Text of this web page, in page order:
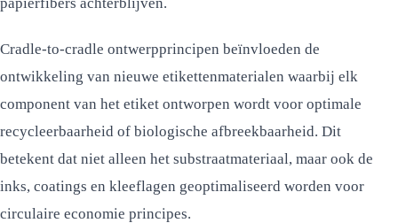
papierfibers achterblijven.
Cradle-to-cradle ontwerpprincipen beïnvloeden de
ontwikkeling van nieuwe etikettenmaterialen waarbij elk
component van het etiket ontworpen wordt voor optimale
recycleerbaarheid of biologische afbreekbaarheid. Dit
betekent dat niet alleen het substraatmateriaal, maar ook de
inks, coatings en kleeflagen geoptimaliseerd worden voor
circulaire economie principes.